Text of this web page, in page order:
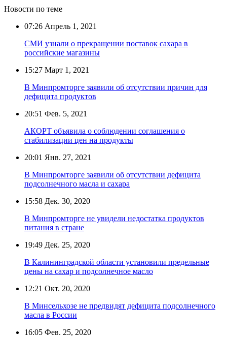
Новости по теме
07:26 Апрель 1, 2021
СМИ узнали о прекращении поставок сахара в
российские магазины
15:27 Март 1, 2021
В Минпромторге заявили об отсутствии причин для
дефицита продуктов
20:51 Фев. 5, 2021
АКОРТ объявила о соблюдении соглашения о
стабилизации цен на продукты
20:01 Янв. 27, 2021
В Минпромторге заявили об отсутствии дефицита
подсолнечного масла и сахара
15:58 Дек. 30, 2020
В Минпромторге не увидели недостатка продуктов
питания в стране
19:49 Дек. 25, 2020
В Калининградской области установили предельные
цены на сахар и подсолнечное масло
12:21 Окт. 20, 2020
В Минсельхозе не предвидят дефицита подсолнечного
масла в России
16:05 Фев. 25, 2020